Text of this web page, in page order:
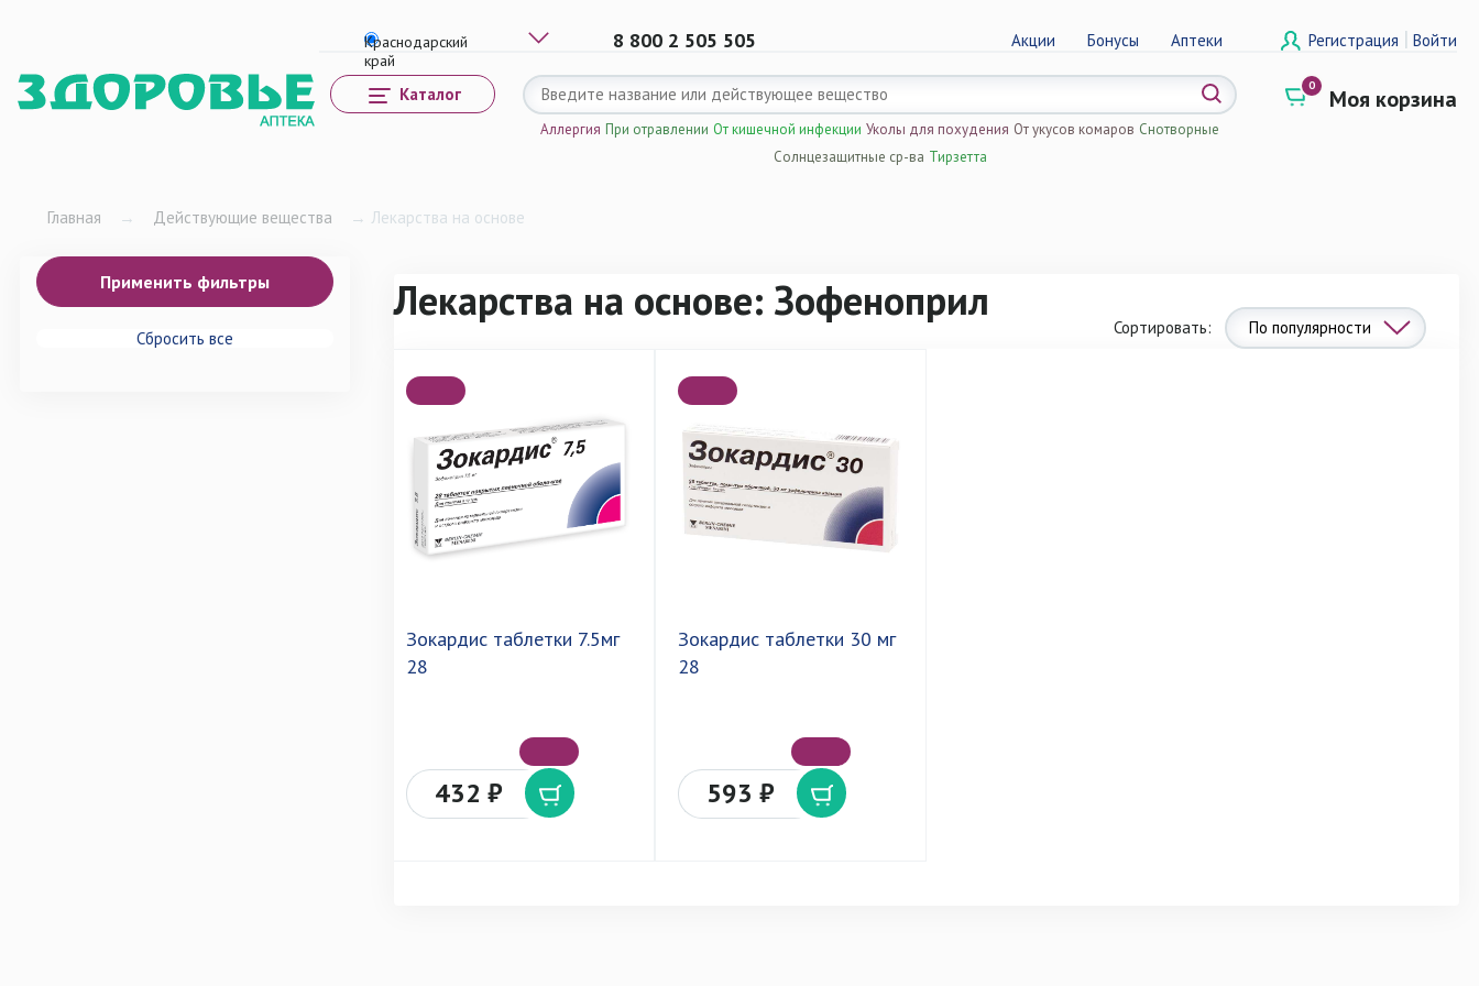
8 800 2 505 505 Акции Бонусы Аптеки Регистрация | Войти
0 Моя корзина
Каталог
Аллергия При отравлении От кишечной инфекции Уколы для похудения От укусов комаров Снотворные
Солнцезащитные ср-ва Тирзетта
Главная → Действующие вещества → Лекарства на основе
Сортировать: По популярности
Лекарства на основе: Зофеноприл
Зокардис таблетки 7.5мг
28
432 ₽
Зокардис таблетки 30 мг
28
593 ₽